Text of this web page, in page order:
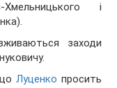
і
заходи
Луценко просить